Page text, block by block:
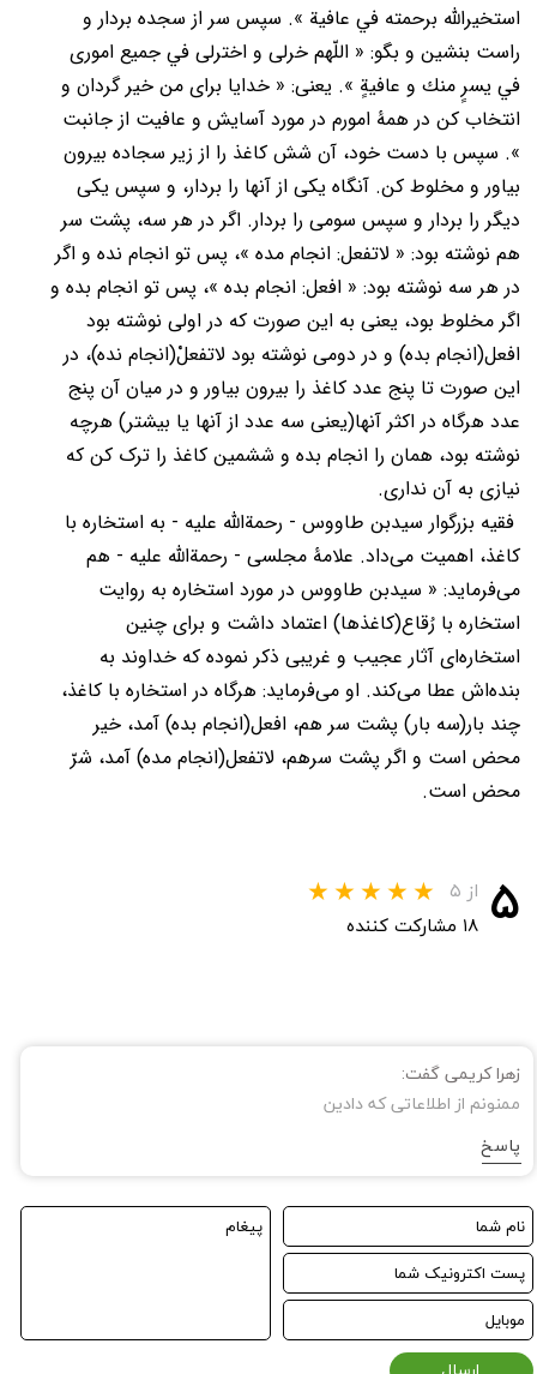
استخیرالله برحمته في عافیة ». سپس سر از سجده بردار و
راست بنشین و بگو: « اللّهم خرلی و اخترلی في جمیع اموری
في یسرٍ منك و عافیةٍ ». یعنی: « خدایا برای من خیر گردان و
انتخاب کن در همۀ امورم در مورد آسایش و عافیت از جانبت
». سپس با دست خود، آن شش کاغذ را از زیر سجاده بیرون
بیاور و مخلوط کن. آنگاه یکی از آنها را بردار، و سپس یکی
دیگر را بردار و سپس سومی را بردار. اگر در هر سه، پشت سر
هم نوشته بود: « لاتفعل: انجام مده »، پس تو انجام نده و اگر
در هر سه نوشته بود: « افعل: انجام بده »، پس تو انجام بده و
اگر مخلوط بود، یعنی به این صورت که در اولی نوشته بود
افعل(انجام بده) و در دومی نوشته بود لاتفعلْ(انجام نده)، در
این صورت تا پنج عدد کاغذ را بیرون بیاور و در میان آن پنج
عدد هرگاه در اکثر آنها(یعنی سه عدد از آنها یا بیشتر) هرچه
نوشته بود، همان را انجام بده و ششمین کاغذ را ترک کن که
نیازی به آن نداری.
فقیه بزرگوار سیدبن طاووس - رحمة‌الله علیه - به استخاره با
کاغذ، اهمیت می‌داد. علامۀ مجلسی - رحمة‌الله علیه - هم
می‌فرماید: « سیدبن طاووس در مورد استخاره به روایت
استخاره با رُقاع(کاغذها) اعتماد داشت و برای چنین
استخاره‌ای آثار عجیب و غریبی ذکر نموده که خداوند به
بنده‌اش عطا می‌کند. او می‌فرماید: هرگاه در استخاره با کاغذ،
چند بار(سه بار) پشت سر هم، افعل(انجام بده) آمد، خیر
محض است و اگر پشت سرهم، لاتفعل(انجام مده) آمد، شرّ
محض است.
۵ از ۵
۱۸ مشارکت کننده
زهرا کریمی گفت:
ممنونم از اطلاعاتی که دادین
پاسخ